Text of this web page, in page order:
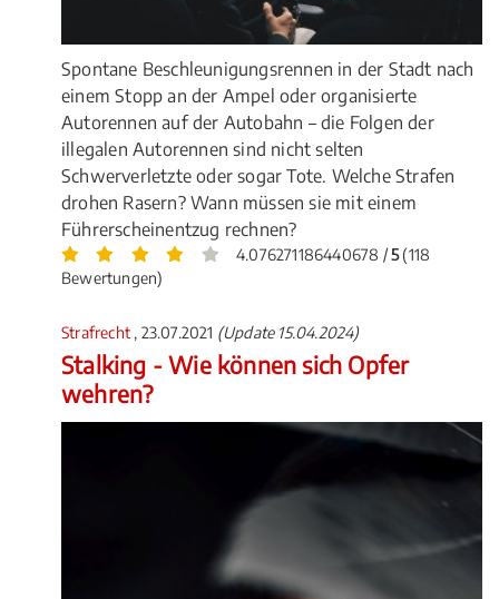
Spontane Beschleunigungsrennen in der Stadt nach
einem Stopp an der Ampel oder organisierte
Autorennen auf der Autobahn – die Folgen der
illegalen Autorennen sind nicht selten
Schwerverletzte oder sogar Tote. Welche Strafen
drohen Rasern? Wann müssen sie mit einem
Führerscheinentzug rechnen?
4.076271186440678 /5(118
Bewertungen)
Strafrecht, 23.07.2021 (Update 15.04.2024)
Stalking - Wie können sich Opfer
wehren?